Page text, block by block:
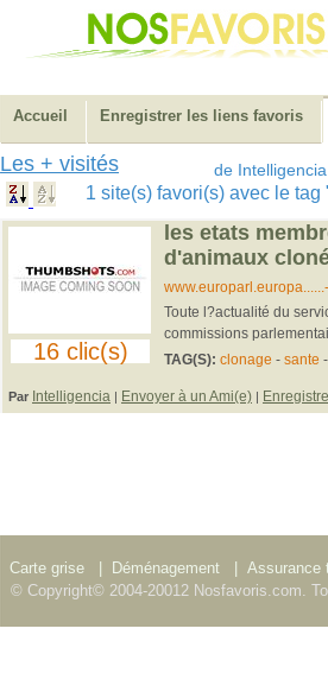
Accueil Enregistrer les liens favoris
Les + visités de Intelligencia
1 site(s) favori(s) avec le tag
16 clic(s)
les etats
d'animaux
Toute l?actualité du
commissions
TAG(S): clonage - sante -
Par Intelligencia | Envoyer à un Ami(e) |
Carte grise Déménagement Assurance
© Copyright© 2004-20012 Nosfavoris.com.